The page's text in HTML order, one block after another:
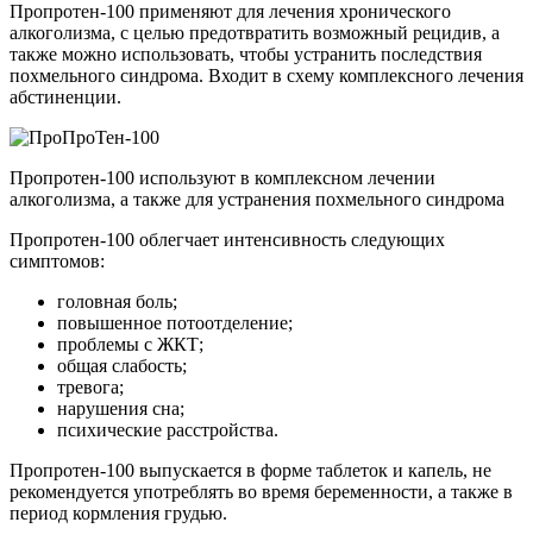
Пропротен-100 применяют для лечения хронического
алкоголизма, с целью предотвратить возможный рецидив, а
также можно использовать, чтобы устранить последствия
похмельного синдрома. Входит в схему комплексного лечения
абстиненции.
Пропротен-100 используют в комплексном лечении
алкоголизма, а также для устранения похмельного синдрома
Пропротен-100 облегчает интенсивность следующих
симптомов:
головная боль;
повышенное потоотделение;
проблемы с ЖКТ;
общая слабость;
тревога;
нарушения сна;
психические расстройства.
Пропротен-100 выпускается в форме таблеток и капель, не
рекомендуется употреблять во время беременности, а также в
период кормления грудью.